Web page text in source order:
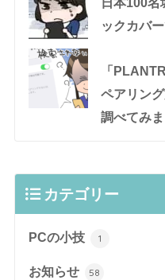
日本100
ックカバ
「
ペアリン
調べてみ
カテゴリー
PCの小技 1
お知らせ 58